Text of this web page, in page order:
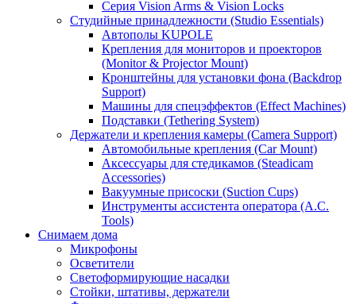
Серия Vision Arms & Vision Locks
Студийные принадлежности (Studio Essentials)
Автополы KUPOLE
Крепления для мониторов и проекторов
(Monitor & Projector Mount)
Кронштейны для установки фона (Backdrop
Support)
Машины для спецэффектов (Effect Machines)
Подставки (Tethering System)
Держатели и крепления камеры (Camera Support)
Автомобильные крепления (Car Mount)
Аксессуары для стедикамов (Steadicam
Accessories)
Вакуумные присоски (Suction Cups)
Инструменты ассистента оператора (A.C.
Tools)
Снимаем дома
Микрофоны
Осветители
Светоформирующие насадки
Стойки, штативы, держатели